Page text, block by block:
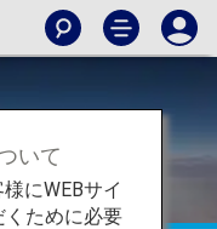
いて
にWEBサイ
くために必要